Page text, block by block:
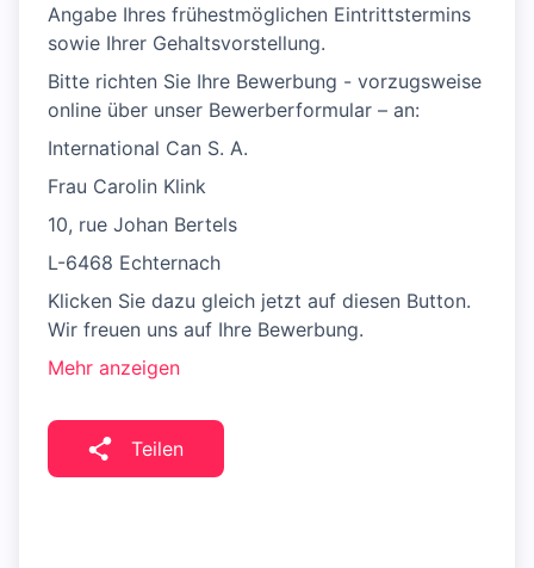
Angabe Ihres frühestmöglichen Eintrittstermins
sowie Ihrer Gehaltsvorstellung.
Bitte richten Sie Ihre Bewerbung - vorzugsweise
online über unser Bewerberformular – an:
International Can S. A.
Frau Carolin Klink
10, rue Johan Bertels
L-6468 Echternach
Klicken Sie dazu gleich jetzt auf diesen Button.
Wir freuen uns auf Ihre Bewerbung.
Mehr anzeigen
Teilen